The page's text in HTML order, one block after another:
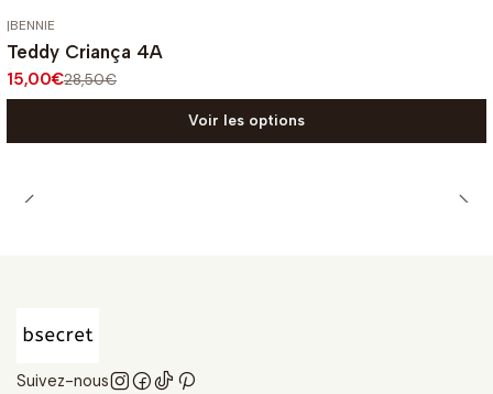
|BENNIE
Teddy Criança 4A
15,00€28,50€
Voir les options
Suivez-nous